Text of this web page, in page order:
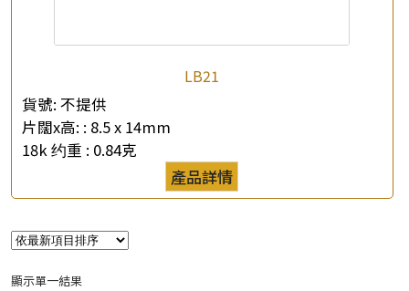
LB21
貨號: 不提供
片闊x高: : 8.5 x 14mm
18k 约重 : 0.84克
產品詳情
產品查詢
*你的名字
公司名稱
顯示單一結果